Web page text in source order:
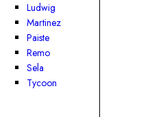
Ludwig
Martinez
Paiste
Remo
Sela
Tycoon